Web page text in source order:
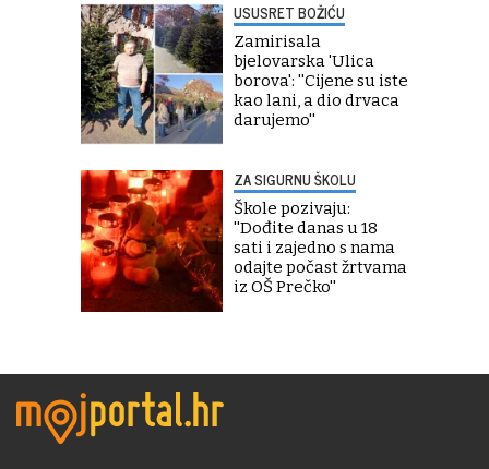
USUSRET BOŽIĆU
Zamirisala
bjelovarska 'Ulica
borova': ''Cijene su iste
kao lani, a dio drvaca
darujemo''
ZA SIGURNU ŠKOLU
Škole pozivaju:
''Dođite danas u 18
sati i zajedno s nama
odajte počast žrtvama
iz OŠ Prečko''